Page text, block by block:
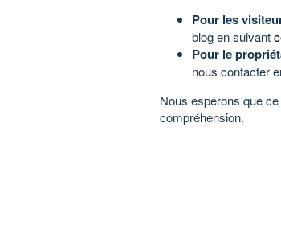
Pour les
blog en suivant
Pour le
nous contacter
Nous espérons que
compréhension.